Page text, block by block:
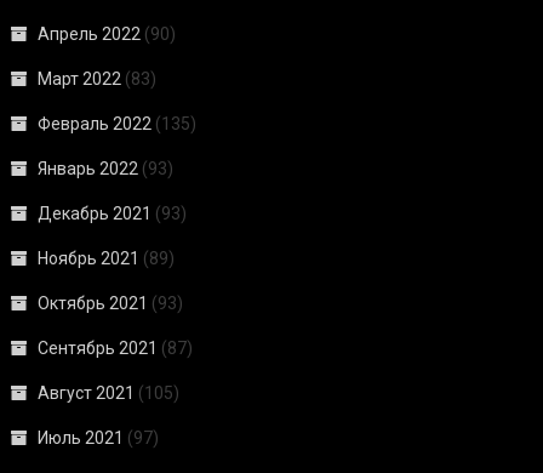
Апрель 2022 (90)
Март 2022 (83)
Февраль 2022 (135)
Январь 2022 (93)
Декабрь 2021 (93)
Ноябрь 2021 (89)
Октябрь 2021 (93)
Сентябрь 2021 (87)
Август 2021 (105)
Июль 2021 (97)